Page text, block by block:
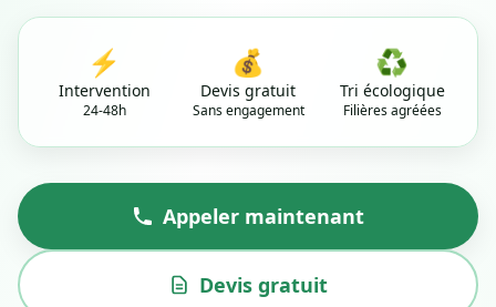
⚡
Intervention
24-48h
💰
Devis gratuit
Sans engagement
♻️
Tri écologique
Filières agréées
Appeler maintenant
Devis gratuit